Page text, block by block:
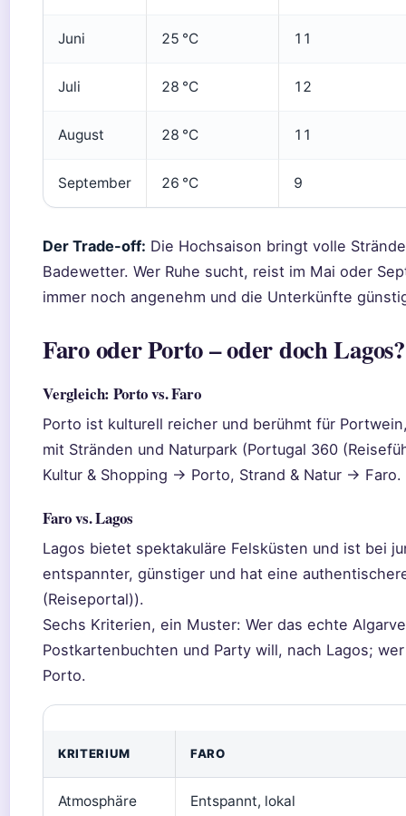
Juni 25 °C 11
Juli 28 °C 12
August 28 °C 11
September 26 °C 9
Der Trade-off: Die Hochsaison bringt volle
Badewetter. Wer Ruhe sucht, reist im Mai oder
immer noch angenehm und die Unterkünfte
Faro oder Porto – oder doch Lagos?
Vergleich: Porto vs. Faro
Porto ist kulturell reicher und berühmt für
mit Stränden und Naturpark (Portugal 360
Kultur & Shopping → Porto, Strand & Natur → Faro.
Faro vs. Lagos
Lagos bietet spektakuläre Felsküsten und ist bei
entspannter, günstiger und hat eine
(Reiseportal)).
Sechs Kriterien, ein Muster: Wer das echte
Postkartenbuchten und Party will, nach Lagos;
Porto.
KRITERIUM FARO
Atmosphäre Entspannt, lokal